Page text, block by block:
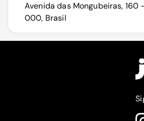
Avenida das Mongubeiras, 160
000, Brasil